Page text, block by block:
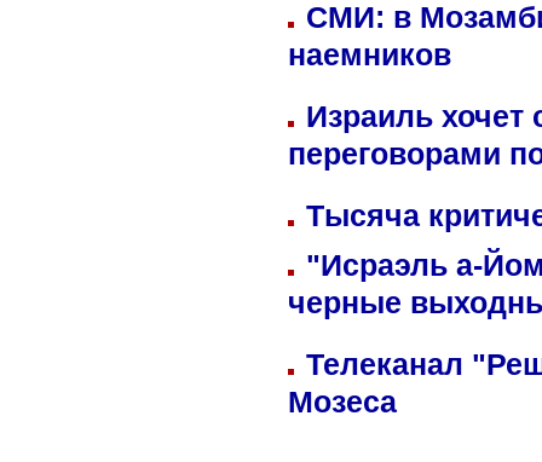
СМИ: в
наемников
Израиль хочет
переговорами
Тысяча
"Исраэль а-
черные
Телеканал
Мозеса